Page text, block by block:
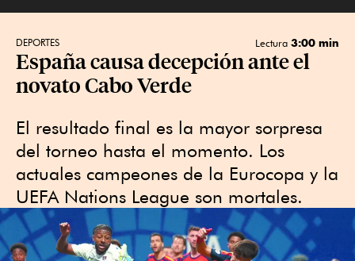
DEPORTES Lectura 3:00 min
España causa decepción ante el
novato Cabo Verde
El resultado final es la mayor sorpresa
del torneo hasta el momento. Los
actuales campeones de la Eurocopa y la
UEFA Nations League son mortales.